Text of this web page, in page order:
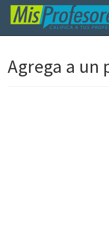
Agrega a un